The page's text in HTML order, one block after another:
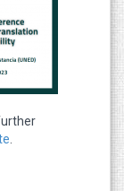
.